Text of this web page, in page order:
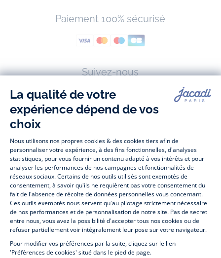
Paiement 100% sécurisé
Suivez-nous
Facebook
Jacadi
Tiktok
Jacadi
Jacadi
Youtube
Jacadi Paris vous propose sur sa boutique en ligne une grande variété de
vêtements et chaussures , à la fois élégants et intemporels. Retrouvez,
entre autres, nos collections de body, blouse et combinaison pour les
nouveaux-nés , de t-shirt, pull et short pour les bébés et de pantalons,
chaussettes et accessoires pour les enfants de 1 mois à 12 ans.
Découvrez nos collections mode et tendance pour filles et garçons.
Profitez aussi de nos collections spéciales fête de fin d’année et trouvez
des idées cadeaux de Noël . Un heureux événement est arrivé ?
Retrouvez nos idées cadeaux de naissance . Bénéficiez également de
notre collection Outlet toute l’année. Guettez les
promotions Prix Doux
, une opération spéciale Jacadi avec des
vêtements enfant à prix tout ronds. Adhérez au programme de Fidélité